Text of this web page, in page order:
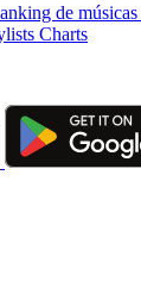
de músicas
Charts